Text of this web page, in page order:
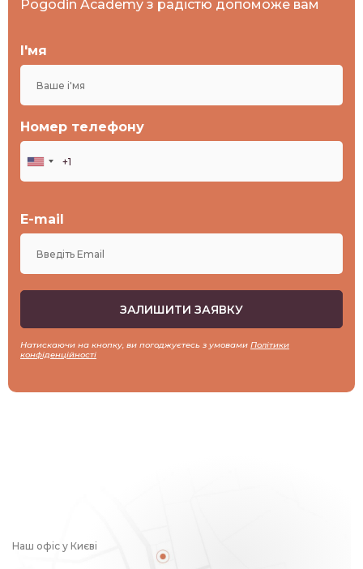
Pogodin Academy з радістю допоможе вам
І'мя
Номер телефону
E-mail
Натискаючи на кнопку, ви погоджуєтесь з умовами Політики
конфіденційності
Наш офіс у Києві